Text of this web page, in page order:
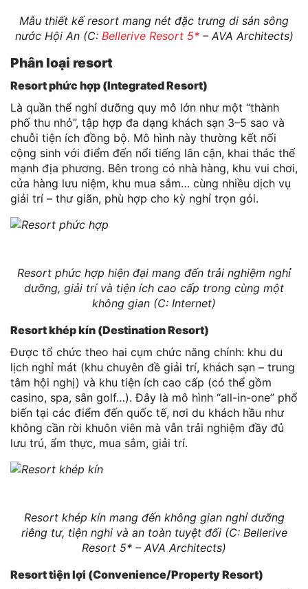
Mẫu thiết kế resort mang nét đặc trưng di sản sông
nước Hội An (C: Bellerive Resort 5*– AVA Architects)
Phân loại resort
Resort phức hợp (Integrated Resort)
Là quần thể nghỉ dưỡng quy mô lớn như một “thành
phố thu nhỏ”, tập hợp đa dạng khách sạn 3–5 sao và
chuỗi tiện ích đồng bộ. Mô hình này thường kết nối
cộng sinh với điểm đến nổi tiếng lân cận, khai thác thế
mạnh địa phương. Bên trong có nhà hàng, khu vui chơi,
cửa hàng lưu niệm, khu mua sắm… cùng nhiều dịch vụ
giải trí – thư giãn, phù hợp cho kỳ nghỉ trọn gói.
Resort phức hợp hiện đại mang đến trải nghiệm nghỉ
dưỡng, giải trí và tiện ích cao cấp trong cùng một
không gian (C: Internet)
Resort khép kín (Destination Resort)
Được tổ chức theo hai cụm chức năng chính: khu du
lịch nghỉ mát (khu chuyên đề giải trí, khách sạn – trung
tâm hội nghị) và khu tiện ích cao cấp (có thể gồm
casino, spa, sân golf…). Đây là mô hình “all-in-one” phổ
biến tại các điểm đến quốc tế, nơi du khách hầu như
không cần rời khuôn viên mà vẫn trải nghiệm đầy đủ
lưu trú, ẩm thực, mua sắm, giải trí.
Resort khép kín mang đến không gian nghỉ dưỡng
riêng tư, tiện nghi và an toàn tuyệt đối (C: Bellerive
Resort 5* – AVA Architects)
Resort tiện lợi (Convenience/Property Resort)